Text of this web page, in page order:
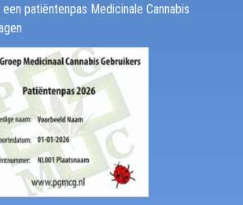
patiëntenpas Medicinale Cannabis